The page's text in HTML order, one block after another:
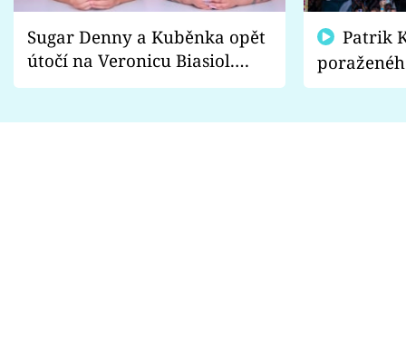
Sugar Denny a Kuběnka opět
útočí na Veronicu Biasiol.
Proč je podle nich falešná a
fanoušci